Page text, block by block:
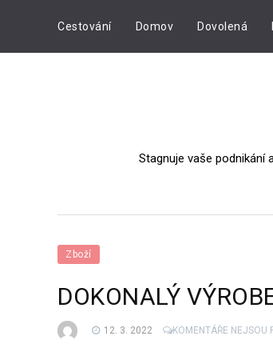
Cestování Domov Dovolená
Stagnuje vaše podnikání
Zboží
DOKONALÝ
12. 3. 2022 KOMENTÁŘE NEJSOU